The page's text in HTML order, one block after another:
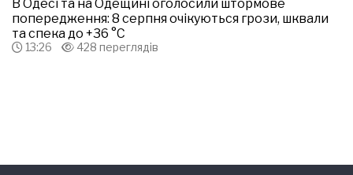
В Одесі та на Одещині оголосили штормове
попередження: 8 серпня очікуються грози, шквали
та спека до +36 °С
13:26 428 переглядів